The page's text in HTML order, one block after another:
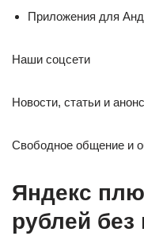
Приложения для
Наши соцсети
Новости, статьи и
Свободное общение и
Яндекс
рублей без